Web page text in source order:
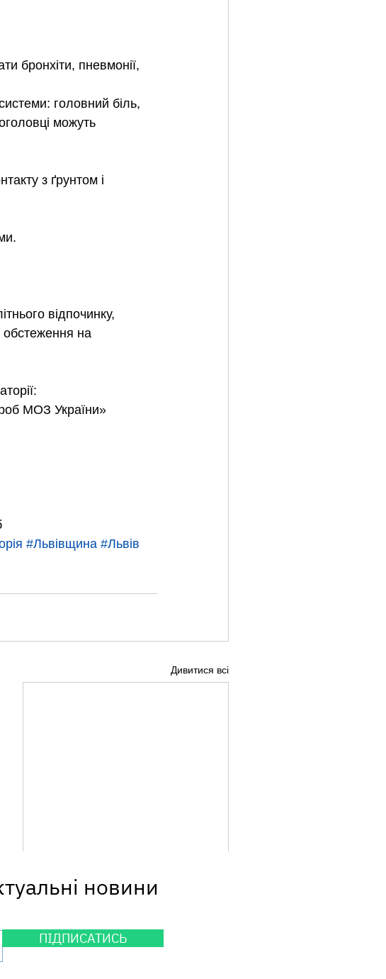
бронхіти, пневмонії,
головний біль,
можуть
з ґрунтом і
відпочинку,
обстеження на
МОЗ України»
#Львівщина #Львів
Дивитися всі
новини
ПІДПИСАТИСЬ